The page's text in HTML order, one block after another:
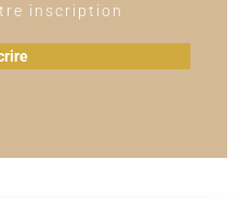
inscription